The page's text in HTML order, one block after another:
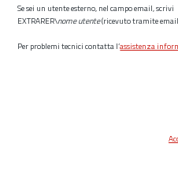
Se sei un utente esterno, nel campo email, scrivi
EXTRARER\nome utente(ricevuto tramite
Per problemi tecnici contatta l’assistenza